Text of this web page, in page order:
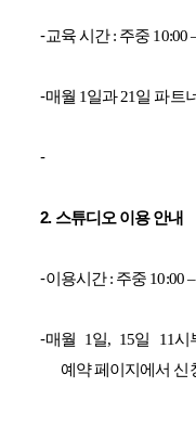
-교육 시간: 주중 10:00
-매월 1일과21일 파트
-
2. 스튜디오 이용 안내
-이용시간: 주중 10:00
-매월 1일, 15일 11시
예약 페이지에서 신